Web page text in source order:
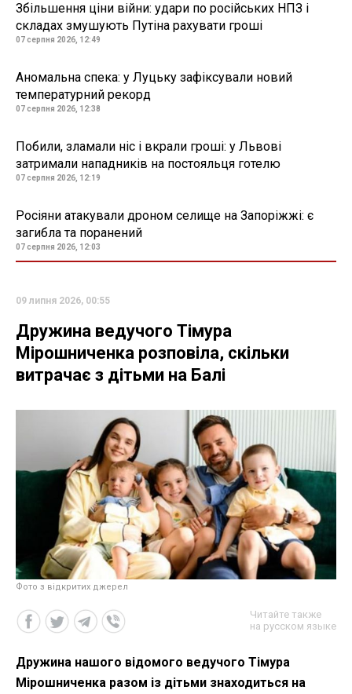
Збільшення ціни війни: удари по російських НПЗ і
складах змушують Путіна рахувати гроші
07 серпня 2026, 12:49
Аномальна спека: у Луцьку зафіксували новий
температурний рекорд
07 серпня 2026, 12:38
Побили, зламали ніс і вкрали гроші: у Львові
затримали нападників на постояльця готелю
07 серпня 2026, 12:19
Росіяни атакували дроном селище на Запоріжжі: є
загибла та поранений
07 серпня 2026, 12:03
09 липня 2026, 00:55
Дружина ведучого Тімура
Мірошниченка розповіла, скільки
витрачає з дітьми на Балі
Фото з відкритих джерел
Читайте также
на русском языке
Дружина нашого відомого ведучого Тімура
Мірошниченка разом із дітьми знаходиться на